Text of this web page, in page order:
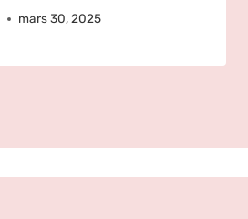
mars 30, 2025